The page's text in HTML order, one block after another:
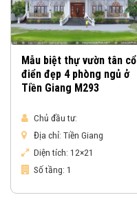
Mẫu biệt thự vườn tân cổ
điển đẹp 4 phòng ngủ ở
Tiền Giang M293
Chủ đầu tư:
Địa chỉ: Tiền Giang
Diện tích: 12×21
Số tầng: 1